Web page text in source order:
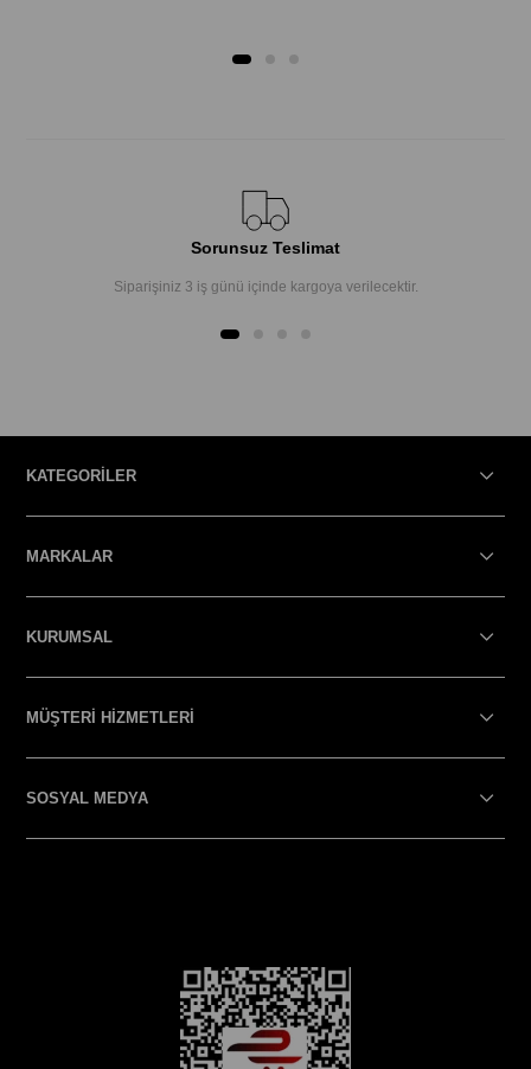
Sorunsuz Teslimat
Siparişiniz 3 iş günü içinde kargoya verilecektir.
KATEGORİLER
MARKALAR
KURUMSAL
MÜŞTERİ HİZMETLERİ
SOSYAL MEDYA